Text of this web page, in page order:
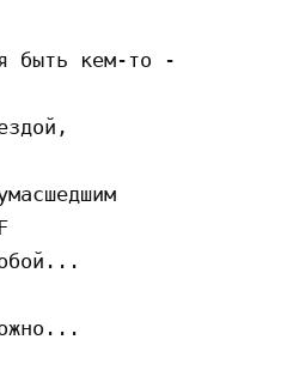
быть кем-то -